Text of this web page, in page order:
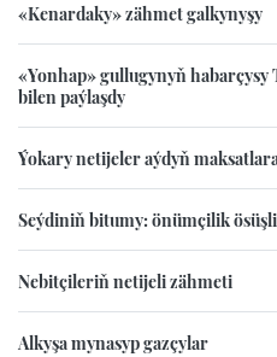
«Kenardaky» zähmet galkynyşy
«Yonhap» gullugynyň
bilen paýlaşdy
Ýokary netijeler aýdyň
Seýdiniň bitumy: önümçilik
Nebitçileriň netijeli zähmeti
Alkyşa mynasyp gazçylar